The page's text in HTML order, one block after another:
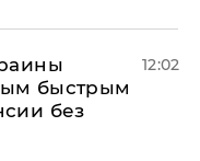
быстрым
без
12:02